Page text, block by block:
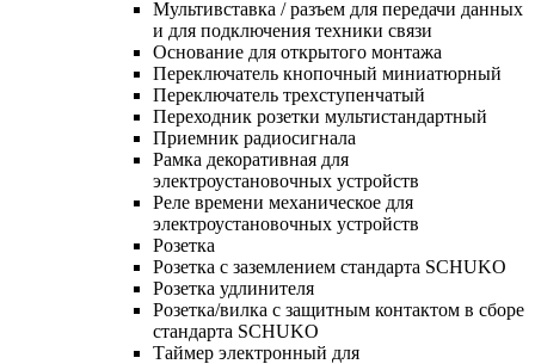
Мультивставка / разъем для передачи данных
и для подключения техники связи
Основание для открытого монтажа
Переключатель кнопочный миниатюрный
Переключатель трехступенчатый
Переходник розетки мультистандартный
Приемник радиосигнала
Рамка декоративная для
электроустановочных устройств
Реле времени механическое для
электроустановочных устройств
Розетка
Розетка с заземлением стандарта SCHUKO
Розетка удлинителя
Розетка/вилка с защитным контактом в сборе
стандарта SCHUKO
Таймер электронный для